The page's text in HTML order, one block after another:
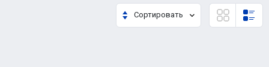
Сортировать